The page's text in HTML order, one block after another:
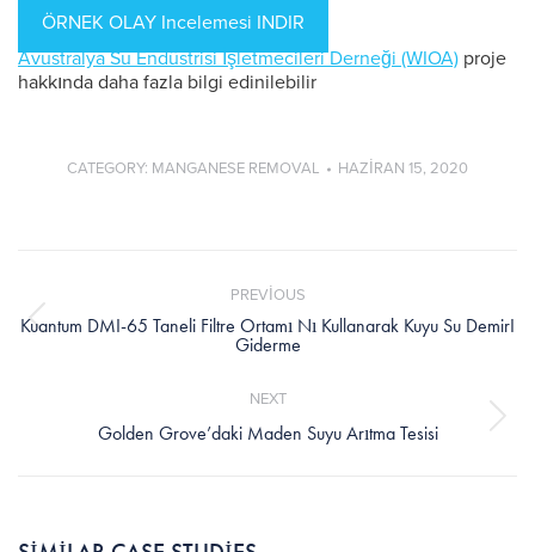
ÖRNEK OLAY Incelemesi INDIR
Avustralya Su Endüstrisi İşletmecileri Derneği (WIOA) proje
hakkında daha fazla bilgi edinilebilir
CATEGORY: MANGANESE REMOVAL HAZIRAN 15, 2020
PREVIOUS
Previous
post:
Kuantum DMI-65 Taneli Filtre Ortamı Nı Kullanarak Kuyu Su DemirI
Giderme
NEXT
Next
Golden Grove’daki Maden Suyu Arıtma Tesisi